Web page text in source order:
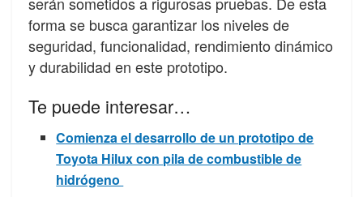
forma se busca garantizar los niveles de
seguridad, funcionalidad, rendimiento dinámico
y durabilidad en este prototipo.
Te puede interesar…
Comienza el desarrollo de un prototipo de
Toyota Hilux con pila de combustible de
hidrógeno